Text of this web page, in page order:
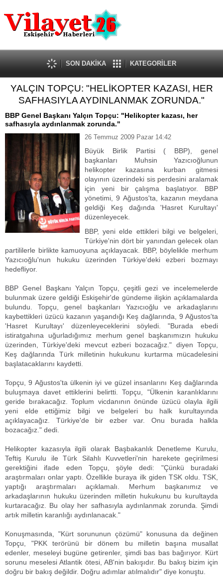
Güncel
Ekonomi
Politika
Eğitim
Spor
Kültür-Sanat
Dünya
Röportaj
Tanıtım Yazısı
SON DAKİKA KATEGORİLER
YALÇIN TOPÇU: "HELİKOPTER KAZASI, HER
SAFHASIYLA AYDINLANMAK ZORUNDA."
BBP Genel Başkanı Yalçın Topçu: "Helikopter kazası, her
safhasıyla aydınlanmak zorunda."
26 Temmuz 2009 Pazar 14:42
Büyük Birlik Partisi ( BBP), genel
başkanları Muhsin Yazıcıoğlunun
helikopter kazasına kurban gitmesi
olayının üzerindeki sis perdesini aralamak
için yeni bir çalışma başlatıyor. BBP
yönetimi, 9 Ağustos'ta, kazanın meydana
geldiği Keş dağında 'Hasret Kurultayı'
düzenleyecek.
BBP, yeni elde ettikleri bilgi ve belgeleri,
Türkiye'nin dört bir yanından gelecek olan
partililerle birlikte kamuoyuna açıklayacak. BBP, böylelikle merhum
Yazıcıoğlu'nun hukuku üzerinden Türkiye'deki ezberi bozmayı
hedefliyor.
BBP Genel Başkanı Yalçın Topçu, çeşitli gezi ve incelemelerde
bulunmak üzere geldiği Eskişehir'de gündeme ilişkin açıklamalarda
bulundu. Topçu, genel başkanları Yazıcıoğlu ve arkadaşlarını
kaybettikleri üzücü kazanın yaşandığı Keş dağlarında, 9 Ağustos'ta
'Hasret Kurultayı' düzenleyeceklerini söyledi. "Burada ebedi
istiratgahına uğurladığımız merhum genel başkanımızın hukuku
üzerinden, Türkiye'deki mevcut ezberi bozacağız." diyen Topçu,
Keş dağlarında Türk milletinin hukukunu kurtarma mücadelesini
başlatacaklarını kaydetti.
Topçu, 9 Ağustos'ta ülkenin iyi ve güzel insanlarını Keş dağlarında
buluşmaya davet ettiklerini belirtti. Topçu, "Ülkenin karanlıklarını
geride bırakacağız. Toplum vicdanının önünde üzücü olayla ilgili
yeni elde ettiğimiz bilgi ve belgeleri bu halk kurultayında
açıklayacağız. Türkiye'de bir ezber var. Onu burada halkla
bozacağız." dedi.
Helikopter kazasıyla ilgili olarak Başbakanlık Denetleme Kurulu,
Teftiş Kurulu ile Türk Silahlı Kuvvetleri'nin harekete geçirilmesi
gerektiğini ifade eden Topçu, şöyle dedi: "Çünkü buradaki
araştırmaları onlar yaptı. Özellikle buraya ilk giden TSK oldu. TSK,
yaptığı araştırmaları açıklamalı. Merhum başkanımız ve
arkadaşlarının hukuku üzerinden milletin hukukunu bu kurultayda
kurtaracağız. Bu olay her safhasıyla aydınlanmak zorunda. Şimdi
artık milletin karanlığı aydınlanacak."
Konuşmasında, "Kürt sorununun çözümü" konusuna da değinen
Topçu, "PKK terörünü bir dönem bu milletin başına musallat
edenler, meseleyi bugüne getirenler, şimdi bas bas bağırıyor. Kürt
sorunu meselesi Atlantik ötesi, AB'nin bakışıdır. Bu bakış bizim için
doğru bir bakış değildir. Doğru adımlar atılmalıdır" diye konuştu.